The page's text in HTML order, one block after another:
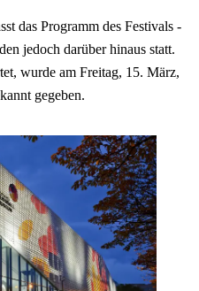
das Programm des Festivals -
jedoch darüber hinaus statt.
wurde am Freitag, 15. März,
gegeben.